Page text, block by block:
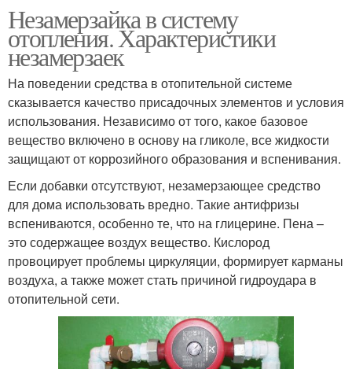
Незамерзайка в систему
отопления. Характеристики
незамерзаек
На поведении средства в отопительной системе
сказывается качество присадочных элементов и условия
использования. Независимо от того, какое базовое
вещество включено в основу на гликоле, все жидкости
защищают от коррозийного образования и вспенивания.
Если добавки отсутствуют, незамерзающее средство
для дома использовать вредно. Такие антифризы
вспениваются, особенно те, что на глицерине. Пена –
это содержащее воздух вещество. Кислород
провоцирует проблемы циркуляции, формирует карманы
воздуха, а также может стать причиной гидроудара в
отопительной сети.